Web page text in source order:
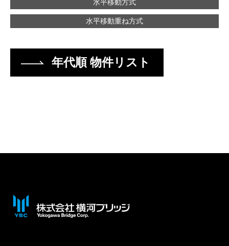
水平移動方式
水平移動重ね方式
年代順 物件リスト